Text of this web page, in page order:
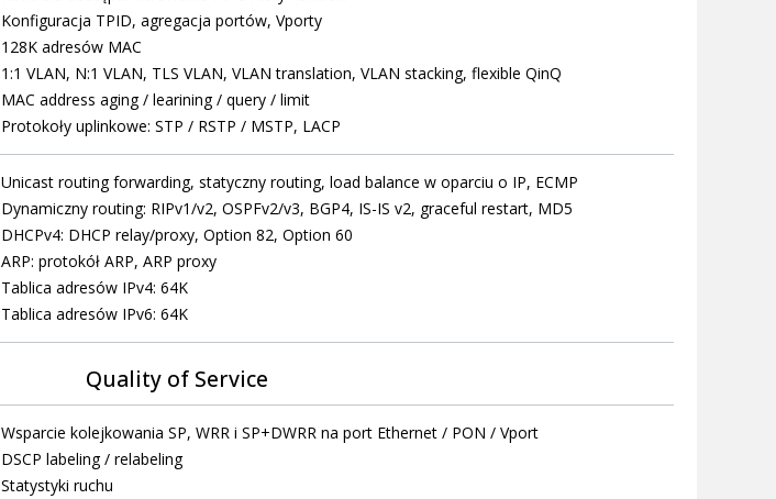
Konfiguracja TPID, agregacja portów, Vporty
128K adresów MAC
1:1 VLAN, N:1 VLAN, TLS VLAN, VLAN translation, VLAN stacking, flexible QinQ
MAC address aging / learining / query / limit
Protokoły uplinkowe: STP / RSTP / MSTP, LACP
Unicast routing forwarding, statyczny routing, load balance w oparciu o IP, ECMP
Dynamiczny routing: RIPv1/v2, OSPFv2/v3, BGP4, IS-IS v2, graceful restart, MD5
DHCPv4: DHCP relay/proxy, Option 82, Option 60
ARP: protokół ARP, ARP proxy
Tablica adresów IPv4: 64K
Tablica adresów IPv6: 64K
Quality of Service
Wsparcie kolejkowania SP, WRR i SP+DWRR na port Ethernet / PON / Vport
DSCP labeling / relabeling
Statystyki ruchu